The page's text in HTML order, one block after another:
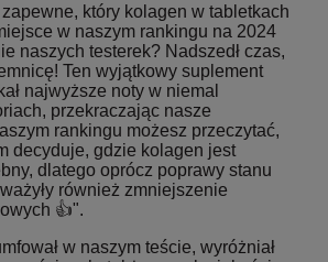
który kolagen w tabletkach
w naszym rankingu na 2024
naszych testerek? Nadszedł czas,
Ten wyjątkowy suplement
najwyższe noty w niemal
przekraczając nasze
rankingu możesz przeczytać,
decyduje, gdzie kolagen jest
dlatego oprócz poprawy stanu
również zmniejszenie
👍".
w naszym teście, wyróżniał